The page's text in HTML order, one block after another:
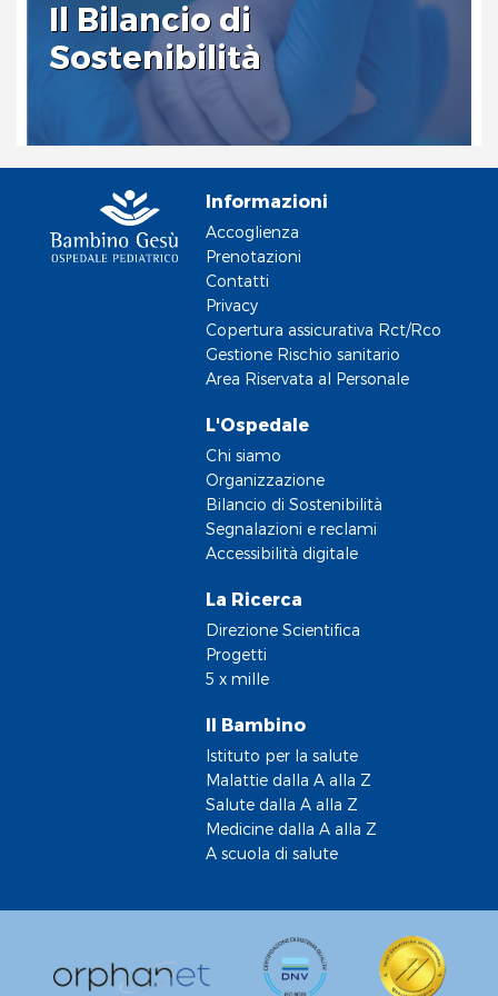
Il Bilancio di
Sostenibilità
Informazioni
Accoglienza
Prenotazioni
Contatti
Privacy
Copertura assicurativa Rct/Rco
Gestione Rischio sanitario
Area Riservata al Personale
L'Ospedale
Chi siamo
Organizzazione
Bilancio di Sostenibilità
Segnalazioni e reclami
Accessibilità digitale
La Ricerca
Direzione Scientifica
Progetti
5 x mille
Il Bambino
Istituto per la salute
Malattie dalla A alla Z
Salute dalla A alla Z
Medicine dalla A alla Z
A scuola di salute